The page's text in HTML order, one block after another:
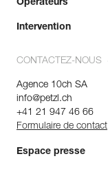
Opérateurs
Intervention
CONTACTEZ-NOUS
Agence 10ch SA
info@petzl.ch
+41 21 947 46 66
Formulaire de contact
Espace presse